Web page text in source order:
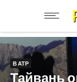
В АТР
Тайвань